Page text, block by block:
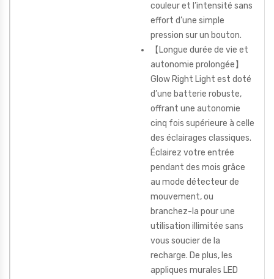
couleur et l’intensité sans
effort d’une simple
pression sur un bouton.
【Longue durée de vie et
autonomie prolongée】
Glow Right Light est doté
d’une batterie robuste,
offrant une autonomie
cinq fois supérieure à celle
des éclairages classiques.
Éclairez votre entrée
pendant des mois grâce
au mode détecteur de
mouvement, ou
branchez-la pour une
utilisation illimitée sans
vous soucier de la
recharge. De plus, les
appliques murales LED